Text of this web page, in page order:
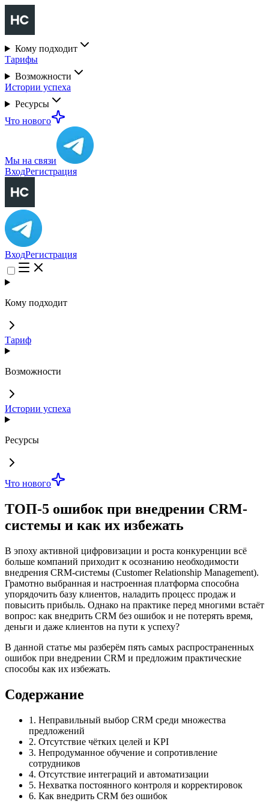
Кому подходит
Тарифы
Возможности
Истории успеха
Ресурсы
Что нового
Мы на связи
ВходРегистрация
ВходРегистрация
Кому подходит
Тариф
Возможности
Истории успеха
Ресурсы
Что нового
ТОП-5 ошибок при внедрении CRM-
системы и как их избежать
В эпоху активной цифровизации и роста конкуренции всё
больше компаний приходит к осознанию необходимости
внедрения CRM-системы (Customer Relationship Management).
Грамотно выбранная и настроенная платформа способна
упорядочить базу клиентов, наладить процесс продаж и
повысить прибыль. Однако на практике перед многими встаёт
вопрос: как внедрить CRM без ошибок и не потерять время,
деньги и даже клиентов на пути к успеху?
В данной статье мы разберём пять самых распространенных
ошибок при внедрении CRM и предложим практические
способы как их избежать.
Содержание
1. Неправильный выбор CRM среди множества
предложений
2. Отсутствие чётких целей и KPI
3. Непродуманное обучение и сопротивление
сотрудников
4. Отсутствие интеграций и автоматизации
5. Нехватка постоянного контроля и корректировок
6. Как внедрить CRM без ошибок